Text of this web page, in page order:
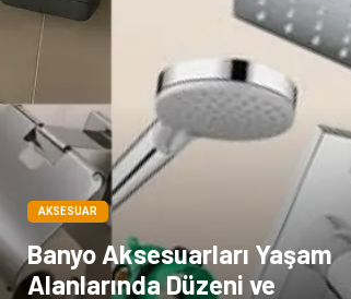
AKSESUAR
Banyo Aksesuarları Yaşam
Alanlarında Düzeni ve